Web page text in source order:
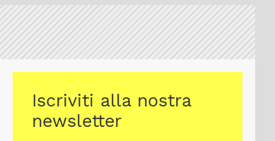
Iscriviti alla nostra
newsletter